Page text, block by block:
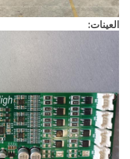
العينات: